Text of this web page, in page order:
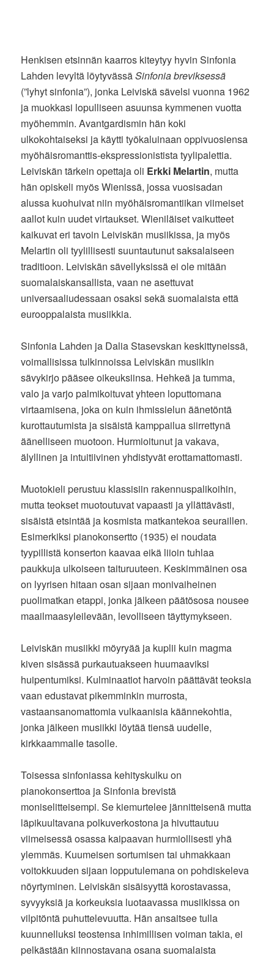
Henkisen etsinnän kaarros kiteytyy hyvin Sinfonia
Lahden levyltä löytyvässäSinfonia breviksessä
(”lyhyt sinfonia”), jonka Leiviskä sävelsi vuonna 1962
ja muokkasi lopulliseen asuunsa kymmenen vuotta
myöhemmin. Avantgardismin hän koki
ulkokohtaiseksi ja käytti työkaluinaan oppivuosiensa
myöhäisromanttis-ekspressionistista tyylipalettia.
Leiviskän tärkein opettaja oli Erkki Melartin, mutta
hän opiskeli myös Wienissä, jossa vuosisadan
alussa kuohuivat niin myöhäisromantiikan viimeiset
aallot kuin uudet virtaukset. Wieniläiset vaikutteet
kaikuvat eri tavoin Leiviskän musiikissa, ja myös
Melartin oli tyylillisesti suuntautunut saksalaiseen
traditioon. Leiviskän sävellyksissä ei ole mitään
suomalaiskansallista, vaan ne asettuvat
universaaliudessaan osaksi sekä suomalaista että
eurooppalaista musiikkia.
Sinfonia Lahden ja Dalia Stasevskan keskittyneissä,
voimallisissa tulkinnoissa Leiviskän musiikin
sävykirjo pääsee oikeuksiinsa. Hehkeä ja tumma,
valo ja varjo palmikoituvat yhteen loputtomana
virtaamisena, joka on kuin ihmissielun äänetöntä
kurottautumista ja sisäistä kamppailua siirrettynä
äänelliseen muotoon. Hurmioitunut ja vakava,
älyllinen ja intuitiivinen yhdistyvät erottamattomasti.
Muotokieli perustuu klassisiin rakennuspalikoihin,
mutta teokset muotoutuvat vapaasti ja yllättävästi,
sisäistä etsintää ja kosmista matkantekoa seuraillen.
Esimerkiksi pianokonsertto (1935) ei noudata
tyypillistä konserton kaavaa eikä liioin tuhlaa
paukkuja ulkoiseen taituruuteen. Keskimmäinen osa
on lyyrisen hitaan osan sijaan monivaiheinen
puolimatkan etappi, jonka jälkeen päätösosa nousee
maailmaasyleilevään, levolliseen täyttymykseen.
Leiviskän musiikki möyryää ja kuplii kuin magma
kiven sisässä purkautuakseen huumaaviksi
huipentumiksi. Kulminaatiot harvoin päättävät teoksia
vaan edustavat pikemminkin murrosta,
vastaansanomattomia vulkaanisia käännekohtia,
jonka jälkeen musiikki löytää tiensä uudelle,
kirkkaammalle tasolle.
Toisessa sinfoniassa kehityskulku on
pianokonserttoa ja Sinfonia brevistä
moniselitteisempi. Se kiemurtelee jännitteisenä mutta
läpikuultavana polkuverkostona ja hivuttautuu
viimeisessä osassa kaipaavan hurmiollisesti yhä
ylemmäs. Kuumeisen sortumisen tai uhmakkaan
voitokkuuden sijaan lopputulemana on pohdiskeleva
nöyrtyminen. Leiviskän sisäisyyttä korostavassa,
syvyyksiä ja korkeuksia luotaavassa musiikissa on
vilpitöntä puhuttelevuutta. Hän ansaitsee tulla
kuunnelluksi teostensa inhimillisen voiman takia, ei
pelkästään kiinnostavana osana suomalaista